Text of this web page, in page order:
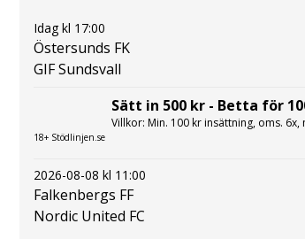
Idag kl 17:00
Östersunds FK
GIF Sundsvall
18+ Stödlinjen.se
Sätt in 500 kr - Betta för
Villkor: Min. 100 kr insättning, oms.
2026-08-08 kl 11:00
Falkenbergs FF
Nordic United FC